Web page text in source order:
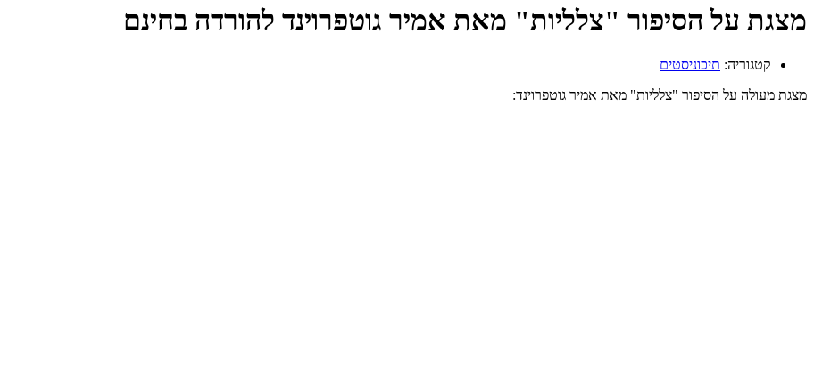
מצגת על הסיפור "צלליות" מאת אמיר גוטפרוינד להורדה בחינם
קטגוריה: תיכוניסטים
מצגת מעולה על הסיפור "צלליות" מאת אמיר גוטפרוינד: